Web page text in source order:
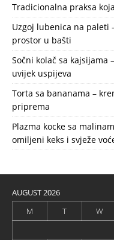
Tradicionalna praksa
Uzgoj lubenica na paleti
prostor u bašti
Sočni kolač sa kajsijama
uvijek uspijeva
Torta sa bananama –
priprema
Plazma kocke sa
omiljeni keks i svježe
AUGUST 2026
M
T W